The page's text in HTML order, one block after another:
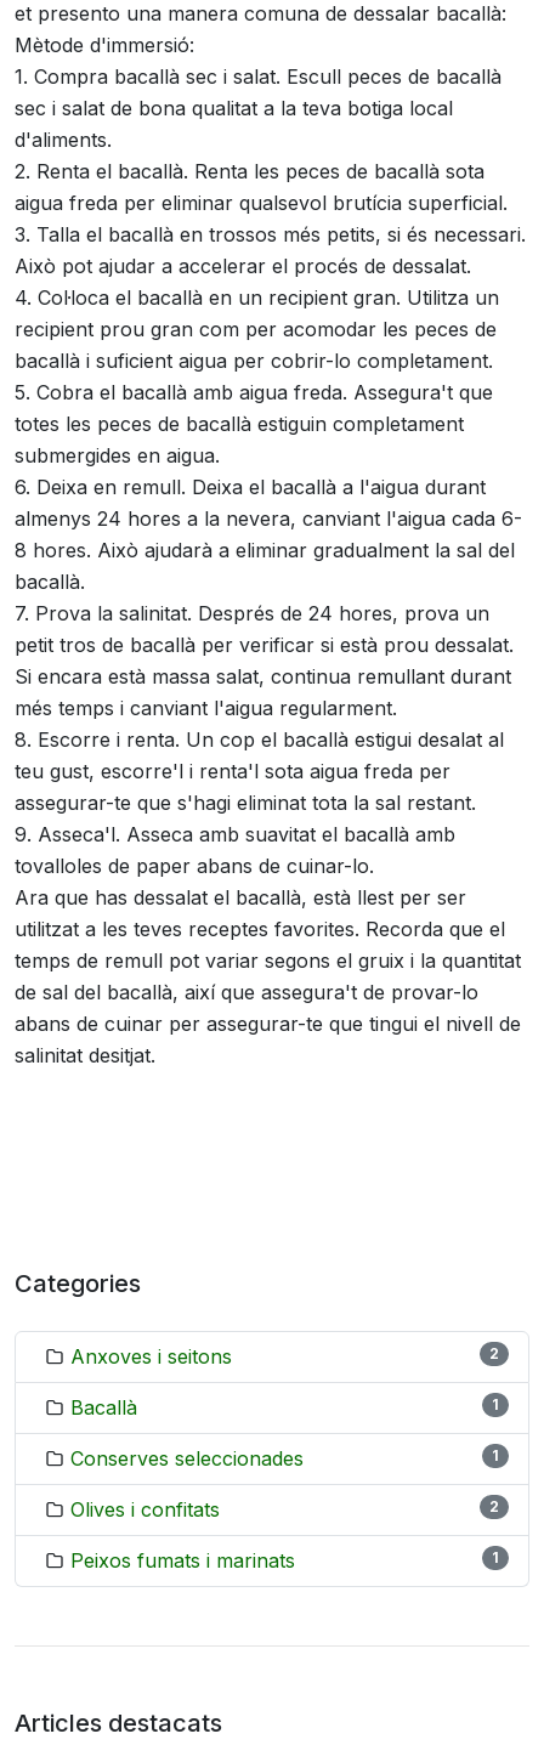
et presento una manera comuna de dessalar bacallà:
Mètode d'immersió:
1. Compra bacallà sec i salat. Escull peces de bacallà
sec i salat de bona qualitat a la teva botiga local
d'aliments.
2. Renta el bacallà. Renta les peces de bacallà sota
aigua freda per eliminar qualsevol brutícia superficial.
3. Talla el bacallà en trossos més petits, si és necessari.
Això pot ajudar a accelerar el procés de dessalat.
4. Col·loca el bacallà en un recipient gran. Utilitza un
recipient prou gran com per acomodar les peces de
bacallà i suficient aigua per cobrir-lo completament.
5. Cobra el bacallà amb aigua freda. Assegura't que
totes les peces de bacallà estiguin completament
submergides en aigua.
6. Deixa en remull. Deixa el bacallà a l'aigua durant
almenys 24 hores a la nevera, canviant l'aigua cada 6-
8 hores. Això ajudarà a eliminar gradualment la sal del
bacallà.
7. Prova la salinitat. Després de 24 hores, prova un
petit tros de bacallà per verificar si està prou dessalat.
Si encara està massa salat, continua remullant durant
més temps i canviant l'aigua regularment.
8. Escorre i renta. Un cop el bacallà estigui desalat al
teu gust, escorre'l i renta'l sota aigua freda per
assegurar-te que s'hagi eliminat tota la sal restant.
9. Asseca'l. Asseca amb suavitat el bacallà amb
tovalloles de paper abans de cuinar-lo.
Ara que has dessalat el bacallà, està llest per ser
utilitzat a les teves receptes favorites. Recorda que el
temps de remull pot variar segons el gruix i la quantitat
de sal del bacallà, així que assegura't de provar-lo
abans de cuinar per assegurar-te que tingui el nivell de
salinitat desitjat.
Categories
Anxoves i seitons 2
Bacallà 1
Conserves seleccionades 1
Olives i confitats 2
Peixos fumats i marinats 1
Articles destacats